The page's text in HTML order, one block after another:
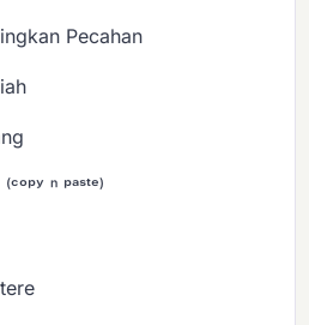
Pecahan
ⁿ ᵖᵃˢᵗᵉ⁾